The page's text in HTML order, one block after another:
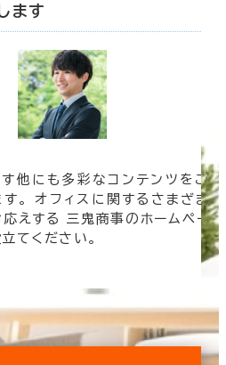
当数
(0棟)
ます
他にも多彩なコンテンツをご
。 オフィスに関するさまざま
えする 三鬼商事のホームペー
てください。